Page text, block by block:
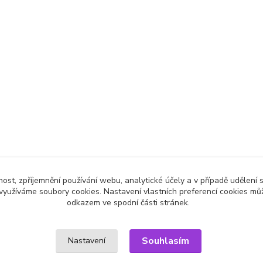
zpříjemnění používání webu, analytické účely a v případě udělení
soubory cookies. Nastavení vlastních preferencí cookies
odkazem ve spodní části stránek.
Nastavení Souhlasím